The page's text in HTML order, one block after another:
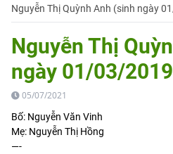
Nguyễn Thị Quỳnh Anh (sinh ngày
Nguyễn Thị
ngày 01/03/
05/07/2021
Bố: Nguyễn Văn Vinh
Mẹ: Nguyễn Thị Hồng
—-